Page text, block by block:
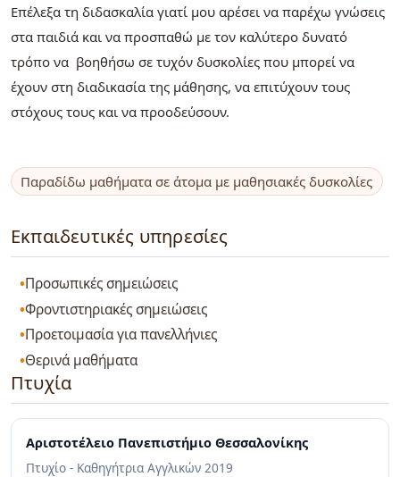
Επέλεξα τη διδασκαλία γιατί μου αρέσει να παρέχω γνώσεις
στα παιδιά και να προσπαθώ με τον καλύτερο δυνατό
τρόπο να βοηθήσω σε τυχόν δυσκολίες που μπορεί να
έχουν στη διαδικασία της μάθησης, να επιτύχουν τους
στόχους τους και να προοδεύσουν.
Παραδίδω μαθήματα σε άτομα με μαθησιακές δυσκολίες
Εκπαιδευτικές υπηρεσίες
Προσωπικές σημειώσεις
Φροντιστηριακές σημειώσεις
Προετοιμασία για πανελλήνιες
Θερινά μαθήματα
Πτυχία
Αριστοτέλειο Πανεπιστήμιο Θεσσαλονίκης
Πτυχίο - Καθηγήτρια Αγγλικών 2019